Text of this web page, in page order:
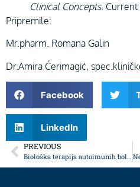
Clinical Concepts. Current
Pripremile:
Mr.pharm. Romana Galin
Dr.Amira Ćerimagić,
Facebook
LinkedIn
PREVIOUS
Biološka terapija autoimunih bolesti – vodič za razumijevanje